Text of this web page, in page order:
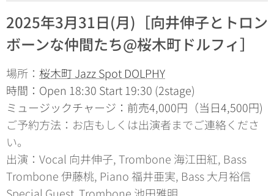
2025年3月31日(月)［向井伸子とトロン
ボーンな仲間たち@桜木町ドルフィ］
場所： 桜木町 Jazz Spot DOLPHY
時間：Open 18:30 Start 19:30 (2stage)
ミュージックチャージ：前売4,000円（当日4,500円)
ご予約方法：お店もしくは出演者までご連絡くださ
い。
出演：Vocal 向井伸子, Trombone 海江田紅, Bass
Trombone 伊藤桃, Piano 福井亜実, Bass 大月裕信